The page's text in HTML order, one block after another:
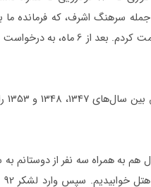
رسیدند. از جمله سرهنگ اشرف، که فرمانده
فجیعی به شهادت رسید. بعد از این اتفاق 6 ماه در تهران خدمت
قبل
گرفتم، 5 فرورین همان سال هم به همراه سه نفر از